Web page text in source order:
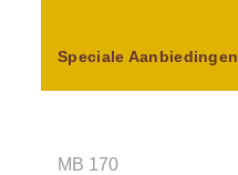
Speciale Aanbiedingen
MB 170